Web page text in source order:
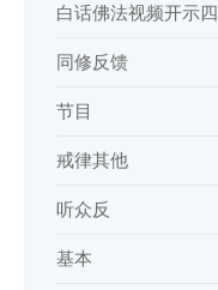
白话佛法视频开示四
同修反馈
节目
戒律其他
听众反
基本